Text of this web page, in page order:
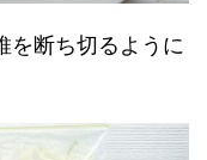
を断ち切るように